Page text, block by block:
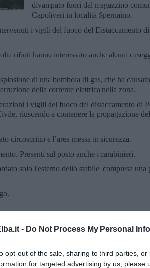
- Do Not Process My Personal
opt-out of the sale, sharing to third parties,
for targeted advertising by us, please
divampato fuori dal magazzino
Capoliveri in località Spernaino.
i vigili del fuoco del Distaccamento
rifiuti hanno interessato anche alcuni
di una bombola di gas, che ha
della corrente elettrica nella zona.
i vigili del fuoco del distaccamento di
riuscendo a contenere la propagazione
circoscritto e l’area messa in sicurezza.
Presenti sul posto anche i carabinieri.
solo l'esterno dello stabile, compresa una